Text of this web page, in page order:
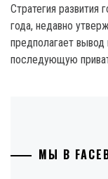
Стратегия развития
года, недавно
предполагает вывод
последующую
МЫ В